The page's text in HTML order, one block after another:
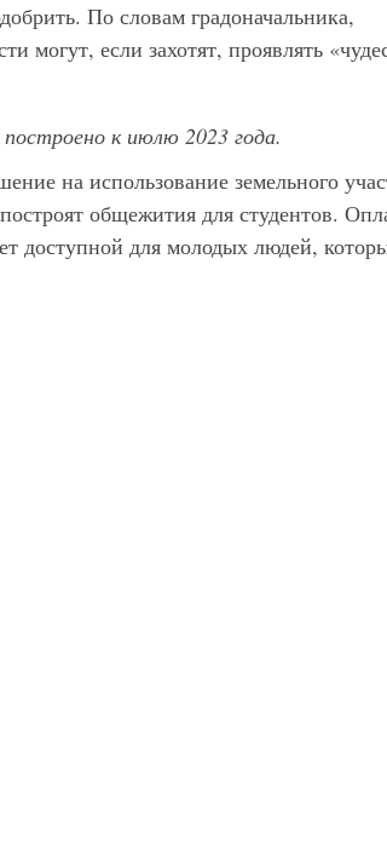
По словам градоначальника,
могут, если захотят, проявлять
к июлю 2023 года.
на использование земельного
общежития для студентов.
доступной для молодых людей,